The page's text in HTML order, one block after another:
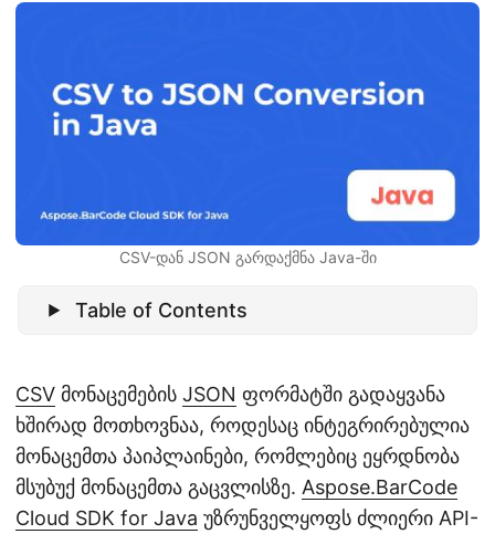
CSV-დან JSON გარდაქმნა Java-ში
Table of Contents
CSV მონაცემების JSON ფორმატში გადაყვანა
ხშირად მოთხოვნაა, როდესაც ინტეგრირებულია
მონაცემთა პაიპლაინები, რომლებიც ეყრდნობა
მსუბუქ მონაცემთა გაცვლისზე. Aspose.BarCode
Cloud SDK for Java უზრუნველყოფს ძლიერი API-